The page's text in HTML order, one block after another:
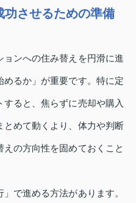
功させるための準備
ンへの住み替えを円滑に進
るか」が重要です。特に定
ると、焦らずに売却や購入
めて動くより、体力や判断
の方向性を固めておくこと
で進める方法があります。